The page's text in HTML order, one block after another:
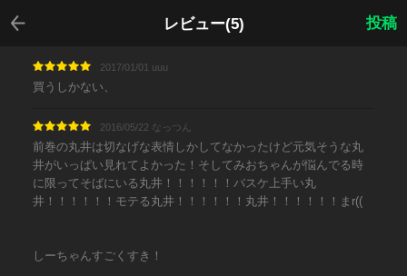
レビュー(5)
戻る
投稿
2017/01/01 uuu
買うしかない、
2016/05/22 なっつん
前巻の丸井は切なげな表情しかしてなかったけど元気そうな丸
井がいっぱい見れてよかった！そしてみおちゃんが悩んでる時
に限ってそばにいる丸井！！！！！！バスケ上手い丸
井！！！！！！モテる丸井！！！！！！丸井！！！！！！まr((
しーちゃんすごくすき！